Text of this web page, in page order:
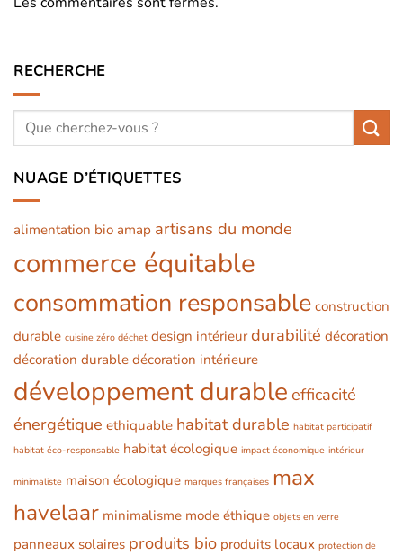
RECHERCHE
NUAGE D’ÉTIQUETTES
alimentation bio amap artisans du monde
commerce équitable
consommation responsable construction
durable cuisine zéro déchet design intérieur durabilité décoration
décoration durable décoration intérieure
développement durable efficacité
énergétique ethiquable habitat durable habitat participatif
habitat éco-responsable habitat écologique impact économique intérieur
minimaliste maison écologique marques françaises max
havelaar minimalisme mode éthique objets en verre
panneaux solaires produits bio produits locaux protection de